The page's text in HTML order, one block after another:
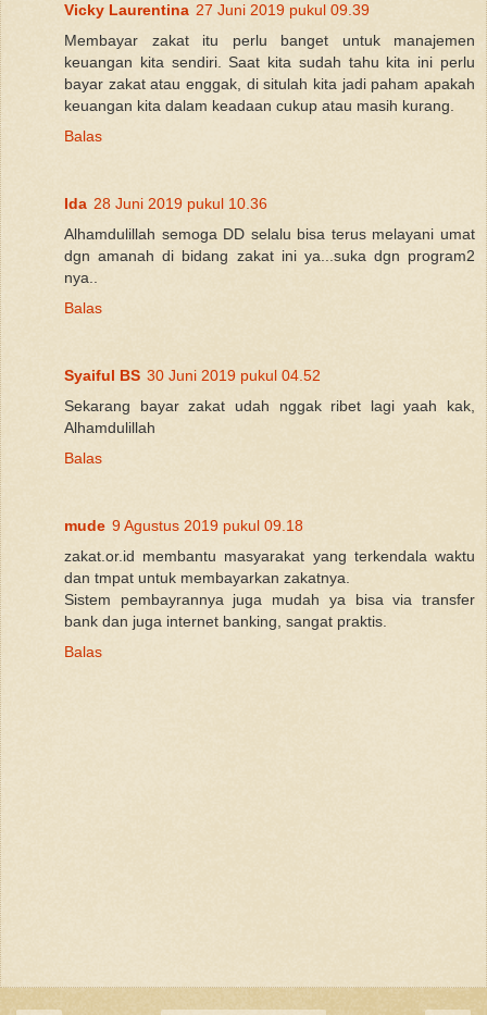
Vicky Laurentina 27 Juni 2019 pukul 09.39
Membayar zakat itu perlu banget untuk manajemen
keuangan kita sendiri. Saat kita sudah tahu kita ini perlu
bayar zakat atau enggak, di situlah kita jadi paham apakah
keuangan kita dalam keadaan cukup atau masih kurang.
Balas
Ida 28 Juni 2019 pukul 10.36
Alhamdulillah semoga DD selalu bisa terus melayani umat
dgn amanah di bidang zakat ini ya...suka dgn program2
nya..
Balas
Syaiful BS 30 Juni 2019 pukul 04.52
Sekarang bayar zakat udah nggak ribet lagi yaah kak,
Alhamdulillah
Balas
mude 9 Agustus 2019 pukul 09.18
zakat.or.id membantu masyarakat yang terkendala waktu
dan tmpat untuk membayarkan zakatnya.
Sistem pembayrannya juga mudah ya bisa via transfer
bank dan juga internet banking, sangat praktis.
Balas